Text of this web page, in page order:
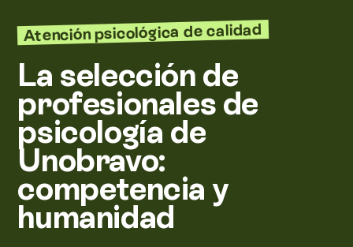
Atención psicológica de calidad
La selección de
profesionales de
psicología de
Unobravo:
competencia y
humanidad